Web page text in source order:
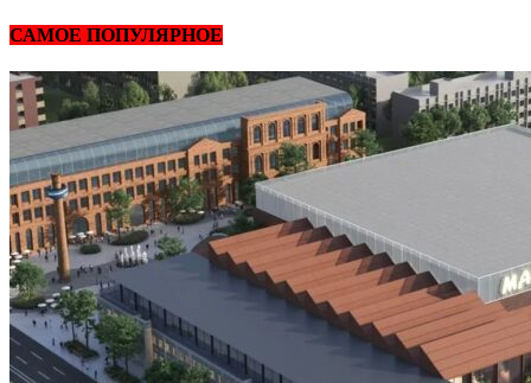
САМОЕ ПОПУЛЯРНОЕ